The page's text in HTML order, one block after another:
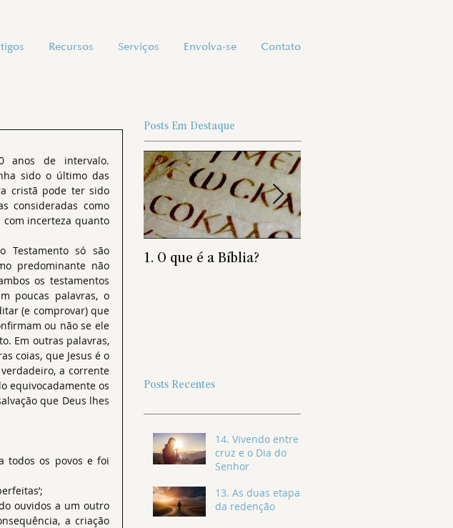
Recursos Serviços Envolva-se Contato
sido o último das
cristã pode ter sido
consideradas como
com incerteza quanto
predominante não
os testamentos
poucas palavras, o
(e comprovar) que
ou não se ele
Em outras palavras,
coias, que Jesus é o
a corrente
equivocadamente os
que Deus lhes
todos os povos e foi
ouvidos a um outro
a criação
Posts Em Destaque
1. O que é a Bíblia?
Posts Recentes
14. Vivendo entre a
cruz e o Dia do
Senhor
13. As duas etapas
da redenção